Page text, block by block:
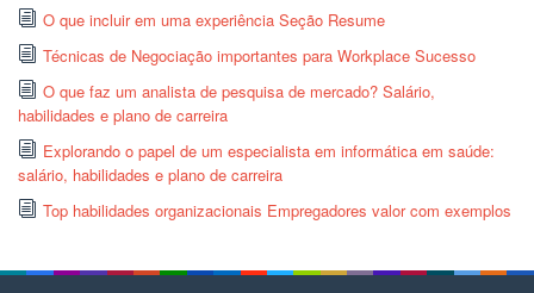
O que incluir em uma experiência Seção Resume
Técnicas de Negociação importantes para Workplace Sucesso
O que faz um analista de pesquisa de mercado? Salário,
habilidades e plano de carreira
Explorando o papel de um especialista em informática em saúde:
salário, habilidades e plano de carreira
Top habilidades organizacionais Empregadores valor com exemplos